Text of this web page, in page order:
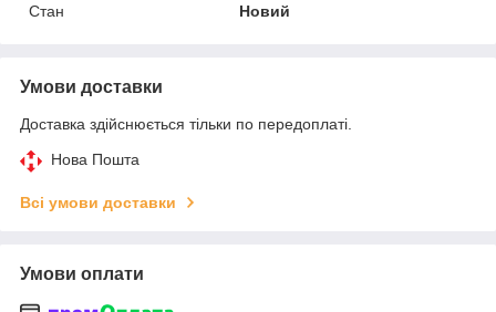
Стан
Новий
Умови доставки
Доставка здійснюється тільки по передоплаті.
Нова Пошта
Всі умови доставки
Умови оплати